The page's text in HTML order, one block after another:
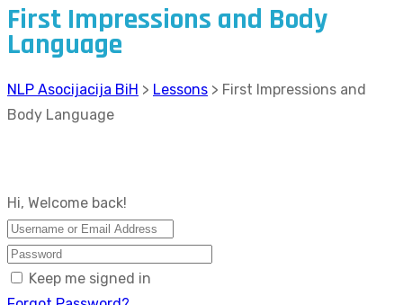
First Impressions and Body
Language
NLP Asocijacija BiH > Lessons > First Impressions and
Body Language
Hi, Welcome back!
Keep me signed in